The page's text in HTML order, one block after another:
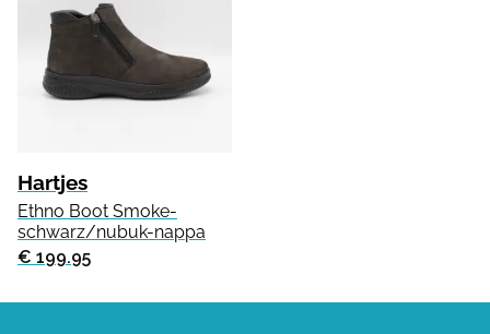
Hartjes
Ethno Boot Smoke-
schwarz/nubuk-nappa
€ 199.95